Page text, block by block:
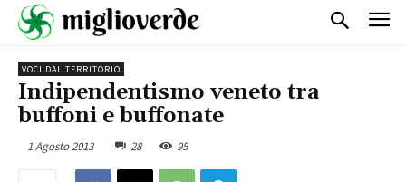
VOCI DAL TERRITORIO
Indipendentismo veneto tra
buffoni e buffonate
1 Agosto 2013 28 95